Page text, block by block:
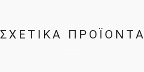
ΣΧΕΤΙΚΑ ΠΡΟΪΟΝΤΑ